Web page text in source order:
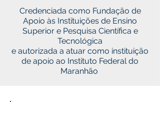
Credenciada como Fundação de
Apoio às Instituições de Ensino
Superior e Pesquisa Científica e
Tecnológica
e autorizada a atuar como instituição
de apoio ao Instituto Federal do
Maranhão